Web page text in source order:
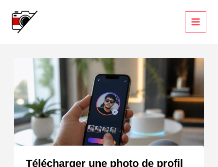
contenu
Télécharger une photo de profil